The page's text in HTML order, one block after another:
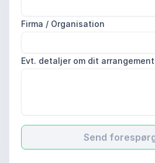
Firma / Organisation
Evt. detaljer om dit arrangement
Send